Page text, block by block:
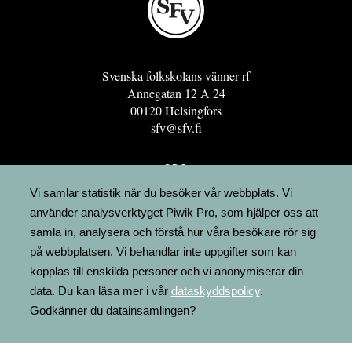
Svenska folkskolans vänner rf
Annegatan 12 A 24
00120 Helsingfors
sfv@sfv.fi
GRO
FÖRENINGSRESURSEN
MINNESRUNOR.FI
UPPSLAGSVERKET FINLAND
LÄGENHETER
FAKTURERING
Vi samlar statistik när du besöker vår webbplats. Vi
använder analysverktyget Piwik Pro, som hjälper oss att
samla in, analysera och förstå hur våra besökare rör sig
på webbplatsen. Vi behandlar inte uppgifter som kan
kopplas till enskilda personer och vi anonymiserar din
data. Du kan läsa mer i vår dataskyddspolicy.
Godkänner du datainsamlingen?